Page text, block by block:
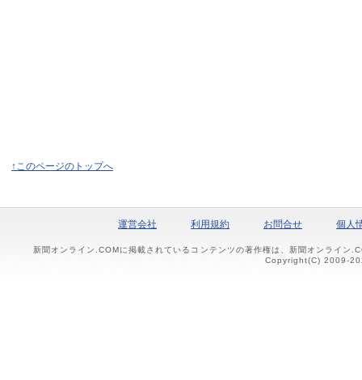
↑このページのトップへ
運営会社 利用規約 お問合せ 個人
新聞オンライン.COMに掲載されているコンテンツの著作権は、新聞オンライン
Copyright(C) 2009-